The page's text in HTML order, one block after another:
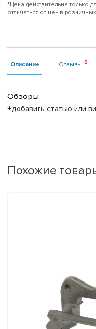
*Цена действительна только
отличаться от цен в
Описание Отзывы
Обзоры:
+добавить статью или
Похожие